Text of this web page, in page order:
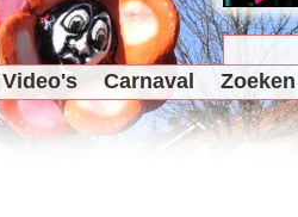
Carnaval Zoeken